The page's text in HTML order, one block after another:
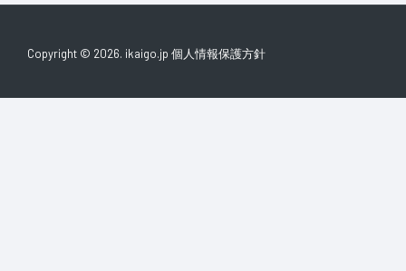
Copyright © 2026. ikaigo.jp 個人情報保護方針